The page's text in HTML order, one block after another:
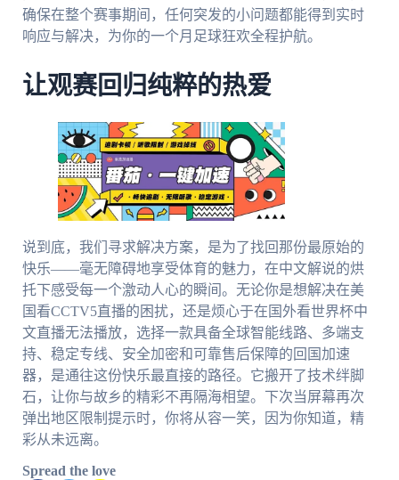
确保在整个赛事期间，任何突发的小问题都能得到实时
响应与解决，为你的一个月足球狂欢全程护航。
让观赛回归纯粹的热爱
说到底，我们寻求解决方案，是为了找回那份最原始的
快乐——毫无障碍地享受体育的魅力，在中文解说的烘
托下感受每一个激动人心的瞬间。无论你是想解决在美
国看CCTV5直播的困扰，还是烦心于在国外看世界杯中
文直播无法播放，选择一款具备全球智能线路、多端支
持、稳定专线、安全加密和可靠售后保障的回国加速
器，是通往这份快乐最直接的路径。它搬开了技术绊脚
石，让你与故乡的精彩不再隔海相望。下次当屏幕再次
弹出地区限制提示时，你将从容一笑，因为你知道，精
彩从未远离。
Spread the love